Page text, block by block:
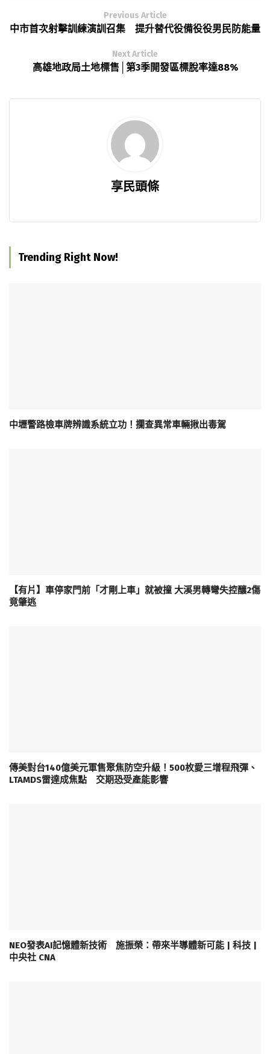
Previous Article
中市首次射擊訓練演訓召集 提升替代役備役役男民防能量
Next Article
高雄地政局土地標售│第3季開發區標脫率達88%
享民頭條
Trending Right Now!
中壢警路檢車牌辨識系統立功！攔查異常車輛揪出毒駕
【有片】車停家門前「才剛上車」就被撞 大溪男轉彎失控釀2傷
竟肇逃
傳美對台140億美元軍售聚焦防空升級！500枚愛三增程飛彈、
LTAMDS雷達成焦點 交期恐受產能影響
NEO發表AI記憶體新技術 施振榮：帶來半導體新可能 | 科技 |
中央社 CNA